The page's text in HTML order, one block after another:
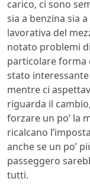
carico, ci sono
sia a benzina sia
lavorativa del
notato problemi
particolare forma
stato
mentre ci
riguarda il
forzare un po’ la
ricalcano
anche se un po’
passeggero
tutti.